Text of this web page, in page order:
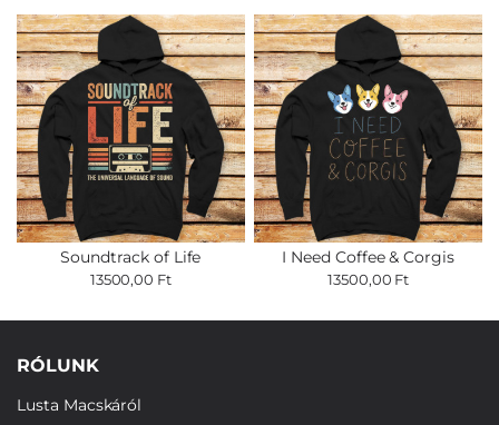
Soundtrack of Life
13500,00 Ft
I Need Coffee & Corgis
13500,00 Ft
RÓLUNK
Lusta Macskáról